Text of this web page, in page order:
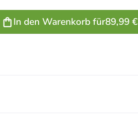
In den Warenkorb für89,99 €